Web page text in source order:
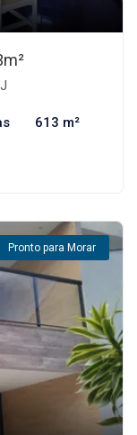
613 m²
Pronto para Morar